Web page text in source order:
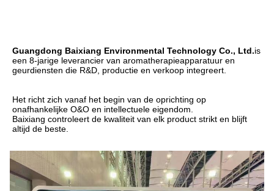
Guangdong Baixiang Environmental Technology Co., Ltd.is
een 8-jarige leverancier van aromatherapieapparatuur en
geurdiensten die R&D, productie en verkoop integreert.
Het richt zich vanaf het begin van de oprichting op
onafhankelijke O&O en intellectuele eigendom.
Baixiang controleert de kwaliteit van elk product strikt en blijft
altijd de beste.